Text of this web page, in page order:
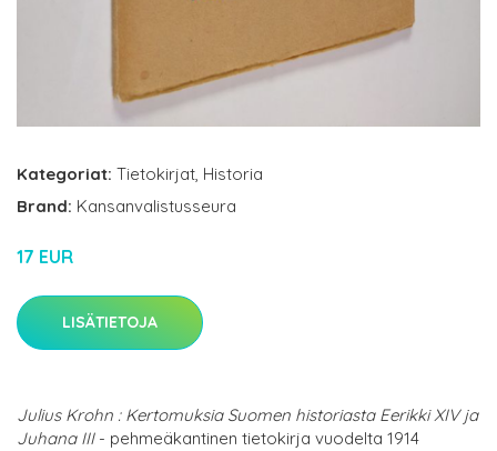
Kategoriat: Tietokirjat, Historia
Brand: Kansanvalistusseura
17 EUR
LISÄTIETOJA
Julius Krohn : Kertomuksia Suomen historiasta Eerikki XIV ja
Juhana III- pehmeäkantinen tietokirja vuodelta 1914